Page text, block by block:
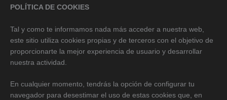
POLÍTICA DE COOKIES
Tal y como te informamos nada más acceder a nuestra web,
este sitio utiliza cookies propias y de terceros con el objetivo de
proporcionarte la mejor experiencia de usuario y desarrollar
nuestra actividad.
En cualquier momento, tendrás la opción de configurar tu
navegador para desestimar el uso de estas cookies que, en